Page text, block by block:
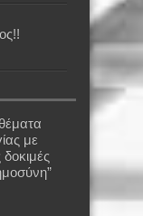
με
δοκιμές